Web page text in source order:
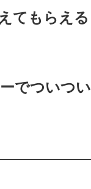
てもらえる
でついつい